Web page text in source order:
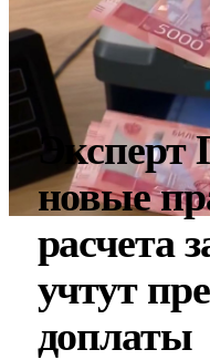
Эксперт
новые
расчета
учтут
доплаты